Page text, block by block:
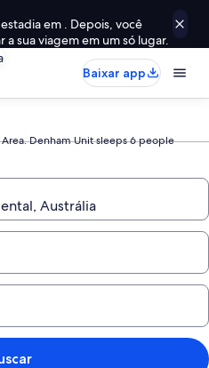
em . Depois, você
a sua viagem em um só lugar.
Baixar app
Denham Unit sleeps 6 people